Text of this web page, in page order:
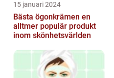
15 januari 2024
Bästa ögonkrämen en
alltmer populär produkt
inom skönhetsvärlden